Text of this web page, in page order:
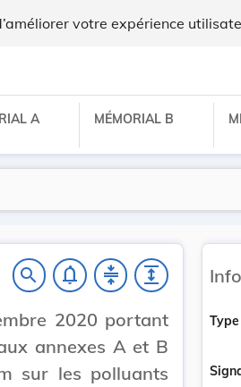
votre expérience
A MÉMORIAL B
search notifications_none compress expand
2020 portant
annexes A et B
sur les polluants
Type